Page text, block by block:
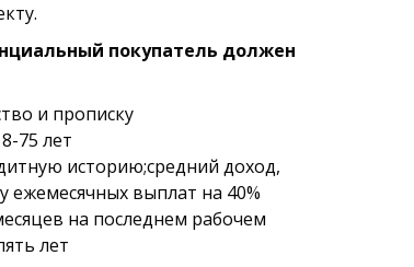
покупатель должен
и прописку
75 лет
историю;средний доход,
выплат на 40%
на последнем рабочем
лет